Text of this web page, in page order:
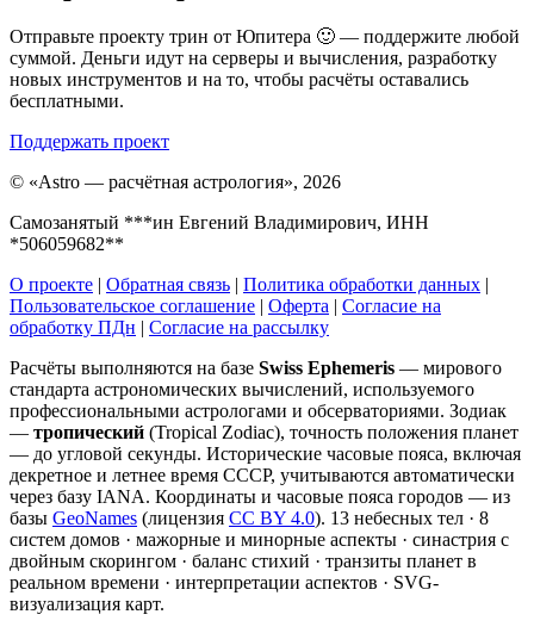
Отправьте проекту трин от Юпитера 🙂 — поддержите любой
суммой. Деньги идут на серверы и вычисления, разработку
новых инструментов и на то, чтобы расчёты оставались
бесплатными.
Поддержать проект
© «Astro — расчётная астрология», 2026
Самозанятый ***ин Евгений Владимирович, ИНН
*506059682**
О проекте | Обратная связь | Политика обработки данных |
Пользовательское соглашение | Оферта | Согласие на
обработку ПДн | Согласие на рассылку
Расчёты выполняются на базе Swiss Ephemeris — мирового
стандарта астрономических вычислений, используемого
профессиональными астрологами и обсерваториями. Зодиак
— тропический (Tropical Zodiac), точность положения планет
— до угловой секунды. Исторические часовые пояса, включая
декретное и летнее время СССР, учитываются автоматически
через базу IANA. Координаты и часовые пояса городов — из
базы GeoNames (лицензия CC BY 4.0). 13 небесных тел · 8
систем домов · мажорные и минорные аспекты · синастрия с
двойным скорингом · баланс стихий · транзиты планет в
реальном времени · интерпретации аспектов · SVG-
визуализация карт.